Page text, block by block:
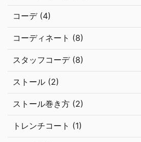
コーデ (4)
コーディネート (8)
スタッフコーデ (8)
ストール (2)
ストール巻き方 (2)
トレンチコート (1)